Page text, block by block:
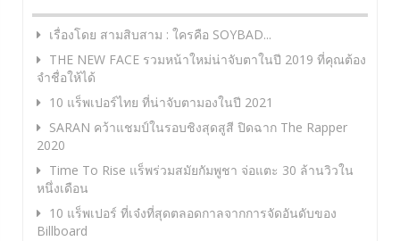
เรื่องโดย สามสิบสาม : ใครคือ SOYBAD...
THE NEW FACE รวมหน้าใหม่น่าจับตาในปี 2019 ที่คุณต้อง
จำชื่อให้ได้
10 แร็พเปอร์ไทย ที่น่าจับตามองในปี 2021
SARAN คว้าแชมป์ในรอบชิงสุดสูสี ปิดฉาก The Rapper
2020
Time To Rise แร็พร่วมสมัยกัมพูชา จ่อแตะ 30 ล้านวิวใน
หนึ่งเดือน
10 แร็พเปอร์ ที่เจ๋งที่สุดตลอดกาลจากการจัดอันดับของ
Billboard